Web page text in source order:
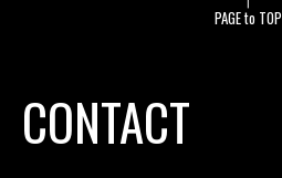
PAGE to TOP
CONTACT